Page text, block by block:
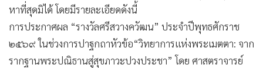
หาที่สุดมิได้ โดยมีรายละเอียดดังนี้
การประกาศผล “รางวัลศรีสวางควัฒน” ประจำปีพุทธศักราช
๒๕๖๙ ในช่วงการปาฐกถาหัวข้อ“วิทยาการแห่งพระเมตตา: จาก
รากฐานพระปณิธานสู่สุขภาวะปวงประชา” โดย ศาสตราจารย์